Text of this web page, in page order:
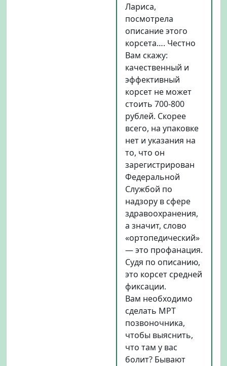
Лариса,
посмотрела
описание этого
корсета…. Честно
Вам скажу:
качественный и
эффективный
корсет не может
стоить 700-800
рублей. Скорее
всего, на упаковке
нет и указания на
то, что он
зарегистрирован
Федеральной
Службой по
надзору в сфере
здравоохранения,
а значит, слово
«ортопедический»
— это профанация.
Судя по описанию,
это корсет средней
фиксации.
Вам необходимо
сделать МРТ
позвоночника,
чтобы выяснить,
что там у вас
болит? Бывают